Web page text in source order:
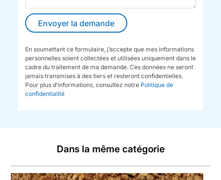
En soumettant ce formulaire, j’accepte que mes informations
personnelles soient collectées et utilisées uniquement dans le
cadre du traitement de ma demande. Ces données ne seront
jamais transmises à des tiers et resteront confidentielles.
Pour plus d’informations, consultez notre Politique de
confidentialité
Dans la même catégorie